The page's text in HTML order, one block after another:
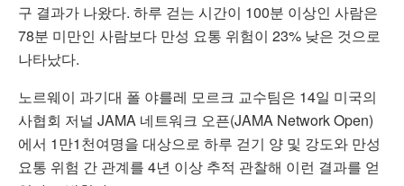
구 결과가 나왔다. 하루 걷는 시간이 100분 이상인 사람은
78분 미만인 사람보다 만성 요통 위험이 23% 낮은 것으로
나타났다.
노르웨이 과기대 폴 야를레 모르크 교수팀은 14일 미국의
사협회 저널 JAMA 네트워크 오픈(JAMA Network Open)
에서 1만1천여명을 대상으로 하루 걷기 양 및 강도와 만성
요통 위험 간 관계를 4년 이상 추적 관찰해 이런 결과를 얻